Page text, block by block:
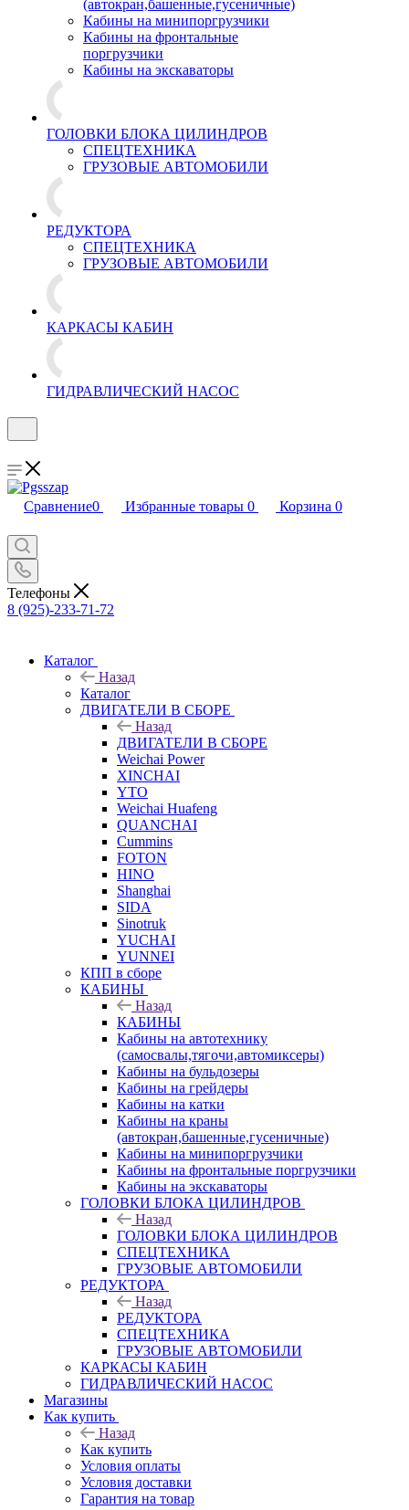
(автокран,башенные,гусеничные)
Кабины на минипоргрузчики
Кабины на фронтальные
поргрузчики
Кабины на экскаваторы
ГОЛОВКИ БЛОКА ЦИЛИНДРОВ
СПЕЦТЕХНИКА
ГРУЗОВЫЕ АВТОМОБИЛИ
РЕДУКТОРА
СПЕЦТЕХНИКА
ГРУЗОВЫЕ АВТОМОБИЛИ
КАРКАСЫ КАБИН
ГИДРАВЛИЧЕСКИЙ НАСОС
Сравнение0 Избранные товары 0 Корзина 0
Телефоны
8 (925)-233-71-72
Каталог
Назад
Каталог
ДВИГАТЕЛИ В СБОРЕ
Назад
ДВИГАТЕЛИ В СБОРЕ
Weichai Power
XINCHAI
YTO
Weichai Huafeng
QUANCHAI
Cummins
FOTON
HINO
Shanghai
SIDA
Sinotruk
YUCHAI
YUNNEI
КПП в сборе
КАБИНЫ
Назад
КАБИНЫ
Кабины на автотехнику
(самосвалы,тягочи,автомиксеры)
Кабины на бульдозеры
Кабины на грейдеры
Кабины на катки
Кабины на краны
(автокран,башенные,гусеничные)
Кабины на минипоргрузчики
Кабины на фронтальные поргрузчики
Кабины на экскаваторы
ГОЛОВКИ БЛОКА ЦИЛИНДРОВ
Назад
ГОЛОВКИ БЛОКА ЦИЛИНДРОВ
СПЕЦТЕХНИКА
ГРУЗОВЫЕ АВТОМОБИЛИ
РЕДУКТОРА
Назад
РЕДУКТОРА
СПЕЦТЕХНИКА
ГРУЗОВЫЕ АВТОМОБИЛИ
КАРКАСЫ КАБИН
ГИДРАВЛИЧЕСКИЙ НАСОС
Магазины
Как купить
Назад
Как купить
Условия оплаты
Условия доставки
Гарантия на товар